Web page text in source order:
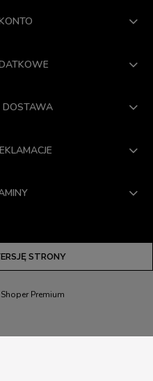
DOSTAWA
STRONY
Premium